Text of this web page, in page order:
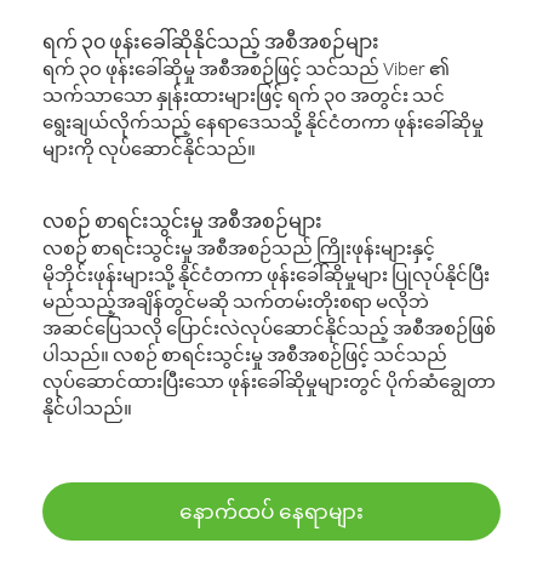
ရက် ၃၀ ဖုန်းခေါ်ဆိုနိုင်သည့် အစီအစဉ်များ
ရက် ၃၀ ဖုန်းခေါ်ဆိုမှု အစီအစဉ်ဖြင့် သင်သည် Viber ၏
သက်သာသော နှုန်းထားများဖြင့် ရက် ၃၀ အတွင်း သင်
ရွေးချယ်လိုက်သည့် နေရာဒေသသို့ နိုင်ငံတကာ ဖုန်းခေါ်ဆိုမှု
များကို လုပ်ဆောင်နိုင်သည်။
လစဉ် စာရင်းသွင်းမှု အစီအစဉ်များ
လစဉ် စာရင်းသွင်းမှု အစီအစဉ်သည် ကြိုးဖုန်းများနှင့်
မိုဘိုင်းဖုန်းများသို့ နိုင်ငံတကာ ဖုန်းခေါ်ဆိုမှုများ ပြုလုပ်နိုင်ပြီး
မည်သည့်အချိန်တွင်မဆို သက်တမ်းတိုးစရာ မလိုဘဲ
အဆင်ပြေသလို ပြောင်းလဲလုပ်ဆောင်နိုင်သည့် အစီအစဉ်ဖြစ်
ပါသည်။ လစဉ် စာရင်းသွင်းမှု အစီအစဉ်ဖြင့် သင်သည်
လုပ်ဆောင်ထားပြီးသော ဖုန်းခေါ်ဆိုမှုများတွင် ပိုက်ဆံချွေတာ
နိုင်ပါသည်။
နောက်ထပ် နေရာများ